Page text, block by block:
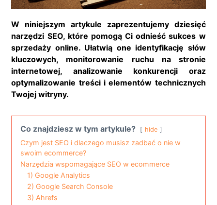
W niniejszym artykule zaprezentujemy dziesięć
narzędzi SEO, które pomogą Ci odnieść sukces w
sprzedaży online. Ułatwią one identyfikację słów
kluczowych, monitorowanie ruchu na stronie
internetowej, analizowanie konkurencji oraz
optymalizowanie treści i elementów technicznych
Twojej witryny.
Co znajdziesz w tym artykule? hide
Czym jest SEO i dlaczego musisz zadbać o nie w
swoim ecommerce?
Narzędzia wspomagające SEO w ecommerce
1) Google Analytics
2) Google Search Console
3) Ahrefs